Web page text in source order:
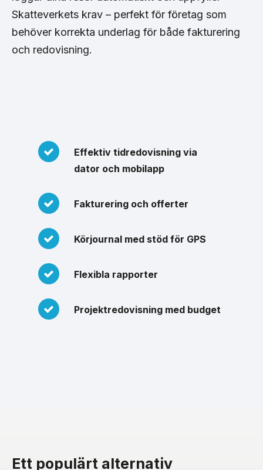
Skatteverkets krav – perfekt för företag som
behöver korrekta underlag för både fakturering
och redovisning.
Effektiv tidredovisning via
dator och mobilapp
Fakturering och offerter
Körjournal med stöd för GPS
Flexibla rapporter
Projektredovisning med budget
Ett populärt alternativ